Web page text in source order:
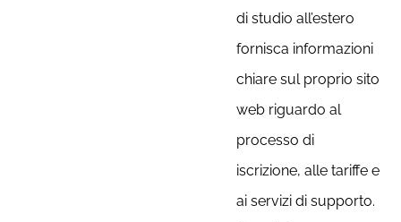
di studio all’estero
fornisca informazioni
chiare sul proprio sito
web riguardo al
processo di
iscrizione, alle tariffe e
ai servizi di supporto.